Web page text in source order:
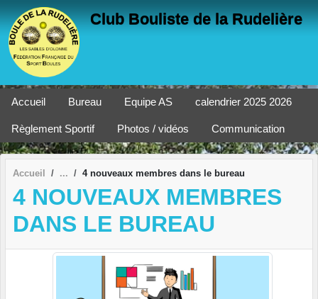
Club Bouliste de la Rudelière
Accueil Bureau Equipe AS calendrier 2025 2026
Règlement Sportif Photos / vidéos Communication
Accueil 4 nouveaux membres dans le bureau
4 NOUVEAUX MEMBRES
DANS LE BUREAU
Panneau de gestion des cookies